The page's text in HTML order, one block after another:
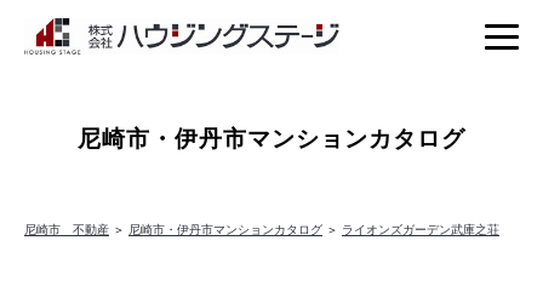
尼崎市・伊丹市マンションカタログ
尼崎市 不動産 ＞ 尼崎市・伊丹市マンションカタログ ＞ ライオンズガーデン武庫之荘